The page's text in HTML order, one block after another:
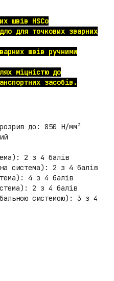
швів HSCo
для точкових зварних
швів ручними
міцністю до
засобів.
до: 850 Н/мм²
2 з 4 балів
система): 2 з 4 балів
4 з 4 балів
2 з 4 балів
системою): 3 з 4